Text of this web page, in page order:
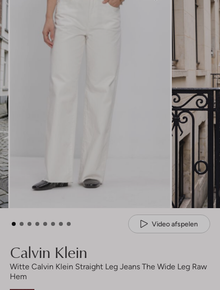
Video afspelen
Calvin Klein
Witte Calvin Klein Straight Leg Jeans The Wide Leg Raw
Hem